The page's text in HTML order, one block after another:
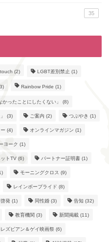
35
(2) LGBT差別禁止 (1)
Rainbow Pride (1)
かったことにしたくない」 (8)
(3) ご案内 (2) つぶやき (1)
(4) オンラインマガジン (1)
ヨーク (1)
トTV (6) パートナー証明書 (1)
モーニングクロス (9)
レインボープライド (8)
啓発 (1) 同性婚 (3) 告知 (32)
教育機関 (3) 新聞掲載 (11)
ズビアン＆ゲイ映画祭 (6)